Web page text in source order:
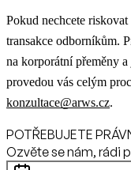
Pokud nechcete
transakce odborníkům.
na korporátní přeměny
provedou vás celým
konzultace@arws.cz.
POTŘEBUJETE
Ozvěte se nám, rádi